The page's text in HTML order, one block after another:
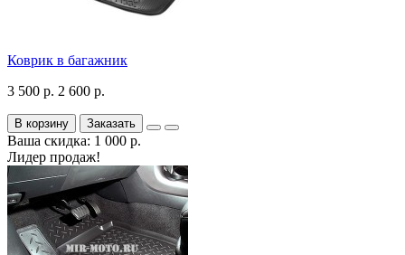
Коврик в багажник
3 500 р. 2 600 р.
В корзину Заказать
Ваша скидка: 1 000 р.
Лидер продаж!